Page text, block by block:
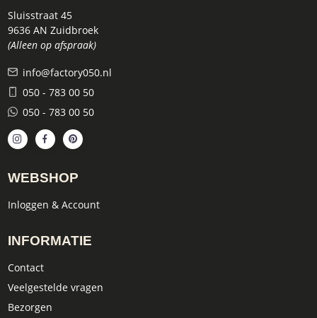
Sluisstraat 45
9636 AN Zuidbroek
(Alleen op afspraak)
info@factory050.nl
050 - 783 00 50
050 - 783 00 50
WEBSHOP
Inloggen & Account
INFORMATIE
Contact
Veelgestelde vragen
Bezorgen